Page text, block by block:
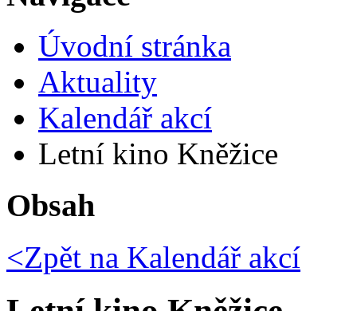
Úvodní stránka
Aktuality
Kalendář akcí
Letní kino Kněžice
Obsah
<Zpět na Kalendář akcí